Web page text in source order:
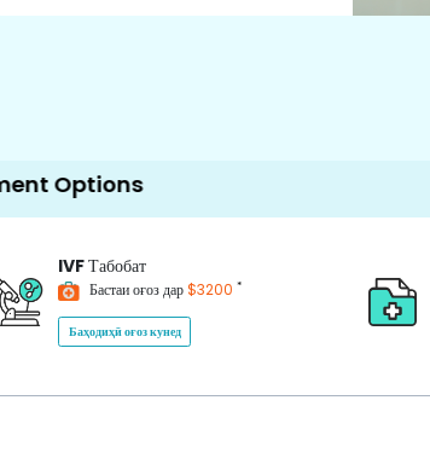
IVFТабобат
Бастаи оғоз дар$3200 *
Баҳодиҳӣ оғоз кунед